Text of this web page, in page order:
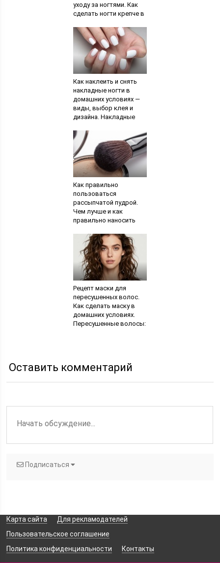
уходу за ногтями. Как
сделать ногти крепче в
народные методы и
советы по уходу
Как наклеить и снять
накладные ногти в
домашних условиях —
виды, выбор клея и
дизайна. Накладные
как выбрать, наклеить
и носить (с фото)
Как правильно
пользоваться
рассыпчатой пудрой.
Чем лучше и как
правильно наносить
эффектом здоровой
сияющей кожи Belle De
Teint, Lancome
Рецепт маски для
пересушенных волос.
Как сделать маску в
домашних условиях.
Пересушенные волосы:
Оставить комментарий
Подписаться
Карта сайта
Для рекламодателей
Пользовательское соглашение
Политика конфиденциальности
Контакты